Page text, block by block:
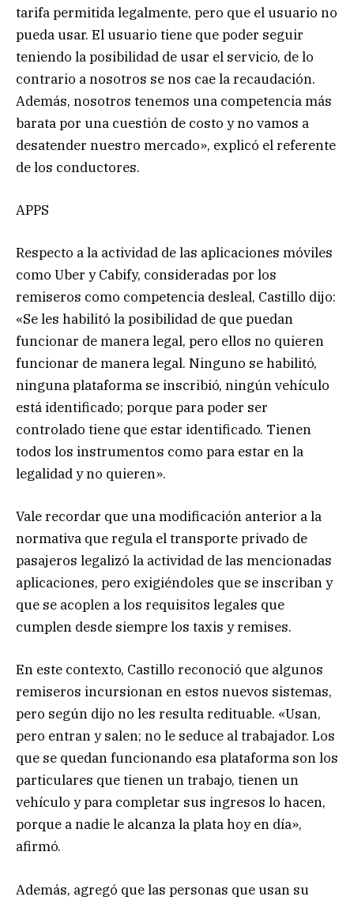
tarifa permitida legalmente, pero que el usuario no
pueda usar. El usuario tiene que poder seguir
teniendo la posibilidad de usar el servicio, de lo
contrario a nosotros se nos cae la recaudación.
Además, nosotros tenemos una competencia más
barata por una cuestión de costo y no vamos a
desatender nuestro mercado», explicó el referente
de los conductores.
APPS
Respecto a la actividad de las aplicaciones móviles
como Uber y Cabify, consideradas por los
remiseros como competencia desleal, Castillo dijo:
«Se les habilitó la posibilidad de que puedan
funcionar de manera legal, pero ellos no quieren
funcionar de manera legal. Ninguno se habilitó,
ninguna plataforma se inscribió, ningún vehículo
está identificado; porque para poder ser
controlado tiene que estar identificado. Tienen
todos los instrumentos como para estar en la
legalidad y no quieren».
Vale recordar que una modificación anterior a la
normativa que regula el transporte privado de
pasajeros legalizó la actividad de las mencionadas
aplicaciones, pero exigiéndoles que se inscriban y
que se acoplen a los requisitos legales que
cumplen desde siempre los taxis y remises.
En este contexto, Castillo reconoció que algunos
remiseros incursionan en estos nuevos sistemas,
pero según dijo no les resulta redituable. «Usan,
pero entran y salen; no le seduce al trabajador. Los
que se quedan funcionando esa plataforma son los
particulares que tienen un trabajo, tienen un
vehículo y para completar sus ingresos lo hacen,
porque a nadie le alcanza la plata hoy en día»,
afirmó.
Además, agregó que las personas que usan su